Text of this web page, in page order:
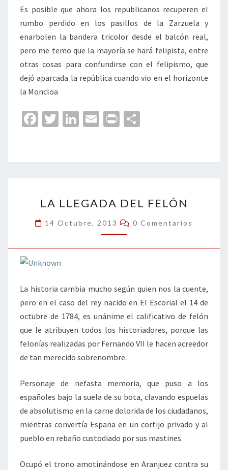
Es posible que ahora los republicanos recuperen el
rumbo perdido en los pasillos de la Zarzuela y
enarbolen la bandera tricolor desde el balcón real,
pero me temo que la mayoría se hará felipista, entre
otras cosas para confundirse con el felipismo, que
dejó aparcada la república cuando vio en el horizonte
la Moncloa
Fa
o
o
k
T
er
Li
dI
n
E
l
Pr
p
ar
tir
LLEGADA
DEL
FELÓN
LA LLEGADA DEL FELÓN
14 Octubre, 2013 Comentarios
0 Comentarios
La historia cambia mucho según quien nos la cuente,
pero en el caso del rey nacido en El Escorial el 14 de
octubre de 1784, es unánime el calificativo de felón
que le atribuyen todos los historiadores, porque las
felonías realizadas por Fernando VII le hacen acreedor
de tan merecido sobrenombre.
Personaje de nefasta memoria, que puso a los
españoles bajo la suela de su bota, clavando espuelas
de absolutismo en la carne dolorida de los ciudadanos,
mientras convertía España en un cortijo privado y al
pueblo en rebaño custodiado por sus mastines.
Ocupó el trono amotinándose en Aranjuez contra su